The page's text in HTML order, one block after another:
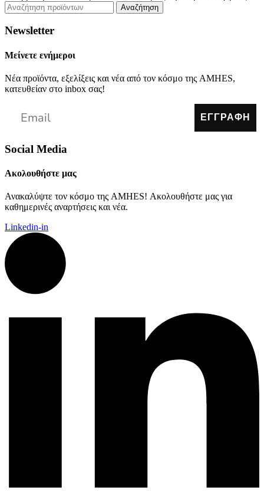
Αναζήτηση
Newsletter
Μείνετε ενήμεροι
Νέα προϊόντα, εξελίξεις και νέα από τον κόσμο της AMHES,
κατευθείαν στο inbox σας!
ΕΓΓΡΑΦΗ
Social Media
Ακολουθήστε μας
Ανακαλύψτε τον κόσμο της AMHES! Ακολουθήστε μας για
καθημερινές αναρτήσεις και νέα.
Linkedin-in